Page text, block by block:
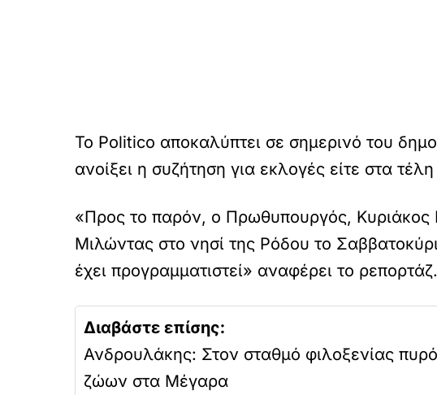
Το Politico αποκαλύπτει σε σημερινό του
ανοίξει η συζήτηση για εκλογές είτε στα
«Προς το παρόν, ο Πρωθυπουργός, Κυριάκος
Μιλώντας στο νησί της Ρόδου το
έχει προγραμματιστεί» αναφέρει το ρεπορτάζ.
Διαβάστε επίσης:
Ανδρουλάκης: Στον σταθμό φιλοξενίας
ζώων στα Μέγαρα